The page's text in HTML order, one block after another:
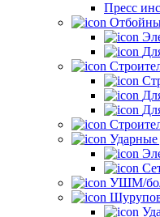
Пресс
Ударные
УШМ/